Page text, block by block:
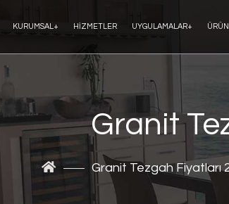
KURUMSAL + HIZMETLER UYGULAMALAR+
Granit
Granit Tezgah Fiyatları